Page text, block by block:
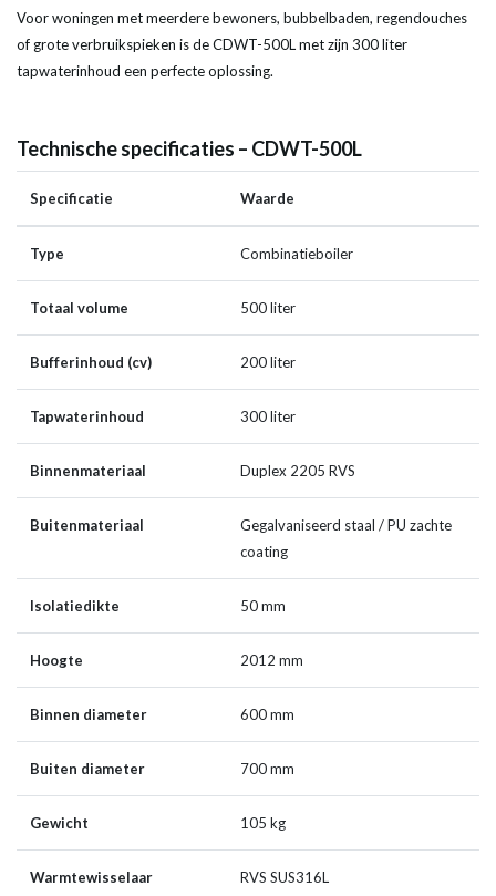
Voor woningen met meerdere bewoners, bubbelbaden, regendouches
of grote verbruikspieken is de CDWT-500L met zijn 300 liter
tapwaterinhoud een perfecte oplossing.
Technische specificaties – CDWT-500L
Specificatie Waarde
Type Combinatieboiler
Totaal volume 500 liter
Bufferinhoud (cv) 200 liter
Tapwaterinhoud 300 liter
Binnenmateriaal Duplex 2205 RVS
Buitenmateriaal
Gegalvaniseerd staal / PU zachte
coating
Isolatiedikte 50 mm
Hoogte 2012 mm
Binnen diameter 600 mm
Buiten diameter 700 mm
Gewicht 105 kg
Warmtewisselaar RVS SUS316L